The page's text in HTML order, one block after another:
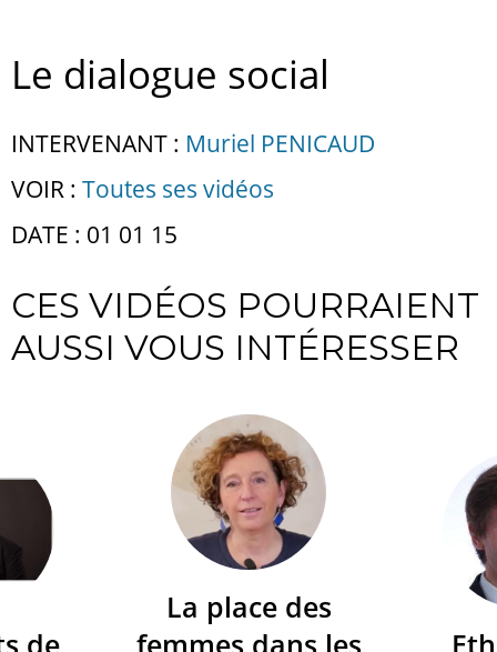
Le dialogue social
INTERVENANT : Muriel PENICAUD
VOIR : Toutes ses vidéos
DATE : 01 01 15
CES VIDÉOS POURRAIENT
AUSSI VOUS INTÉRESSER
de
La place des
femmes dans les